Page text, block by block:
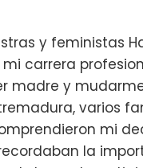
y feministas
carrera
madre y
varios
mi
la